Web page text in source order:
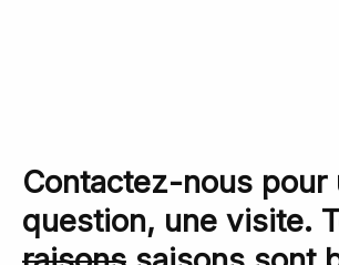
Contactez-nous pour
question, une visite.